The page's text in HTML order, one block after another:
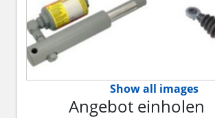
Show all images
Angebot einholen